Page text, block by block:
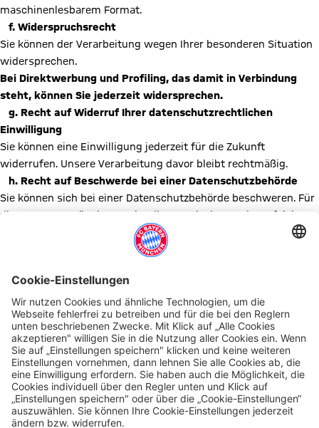
maschinenlesbarem Format.
f. Widerspruchsrecht
Sie können der Verarbeitung wegen Ihrer besonderen Situation
widersprechen.
Bei Direktwerbung und Profiling, das damit in Verbindung
steht, können Sie jederzeit widersprechen.
g. Recht auf Widerruf Ihrer datenschutzrechtlichen
Einwilligung
Sie können eine Einwilligung jederzeit für die Zukunft
widerrufen. Unsere Verarbeitung davor bleibt rechtmäßig.
h. Recht auf Beschwerde bei einer Datenschutzbehörde
Sie können sich bei einer Datenschutzbehörde beschweren. Für
die FC Bayern München AG ist die Bayerische Landesaufsicht
https://www.lda.bayern.de/de/kontakt.html
Version April 2026
Diesen Artikel teilen
AUCH INTERESSANT
Touren & FC Bayern Museum Meetings & Events Store & Gastronomie